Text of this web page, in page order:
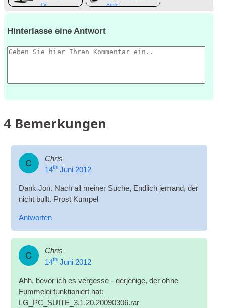
TV
Suite
Hinterlasse eine Antwort
4 Bemerkungen
C
Chris
14thJuni 2012
Dank Jon. Nach all meiner Suche, Endlich jemand, der
nicht bullt. Prost Kumpel
Antworten
C
Chris
14thJuni 2012
Ahh, bevor ich es vergesse - derjenige, der ohne
Fummelei funktioniert hat:
LG_PC_SUITE_3.1.20.20090306.rar